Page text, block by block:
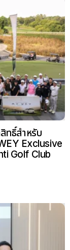
ทธิ์สำหรับ
Exclusive
Golf Club